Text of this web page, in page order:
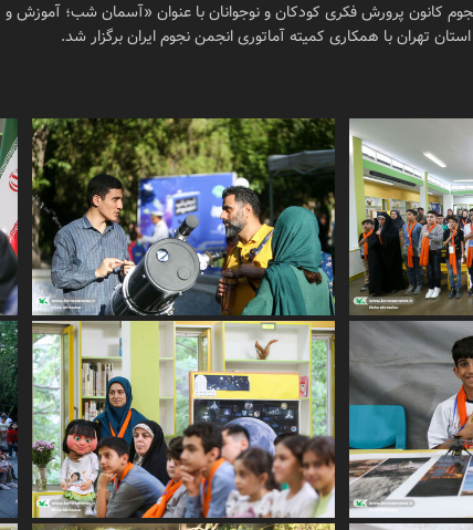
تهران با همکاری کمیته آماتوری انجمن نجوم ایران برگزار شد.